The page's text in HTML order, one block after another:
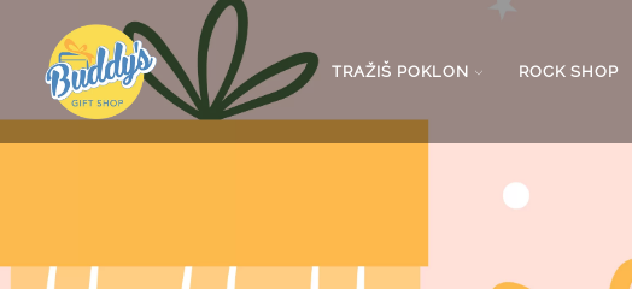
TRAŽIŠ POKLON ROCK SHOP